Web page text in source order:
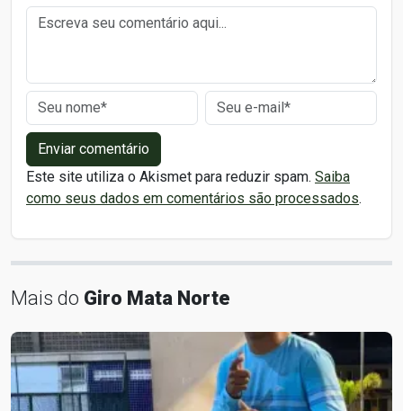
Enviar comentário
Este site utiliza o Akismet para reduzir spam. Saiba
como seus dados em comentários são processados.
Mais do Giro Mata Norte